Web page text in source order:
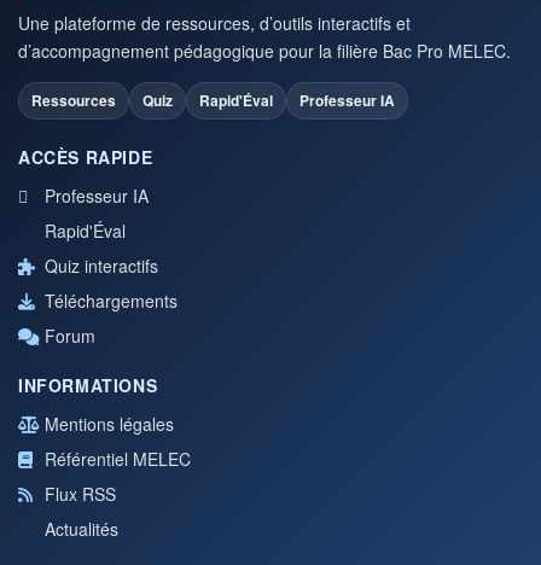
Une plateforme de ressources, d’outils interactifs et
d’accompagnement pédagogique pour la filière Bac Pro MELEC.
Ressources Quiz Rapid'Éval Professeur IA
ACCÈS RAPIDE
Professeur IA
Rapid'Éval
Quiz interactifs
Téléchargements
Forum
INFORMATIONS
Mentions légales
Référentiel MELEC
Flux RSS
Actualités